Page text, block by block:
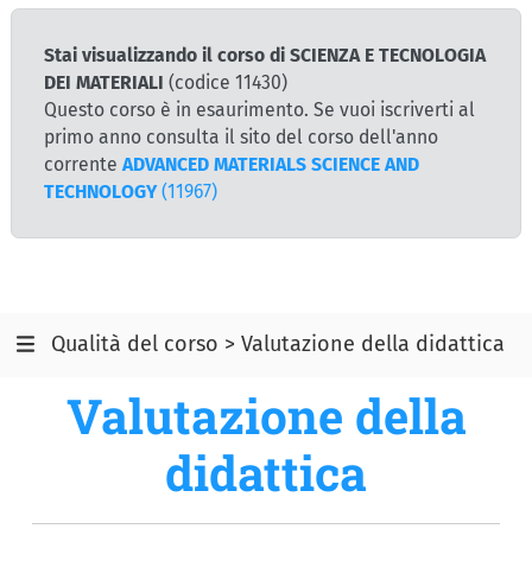
Stai visualizzando il corso di SCIENZA E TECNOLOGIA
DEI MATERIALI (codice 11430)
Questo corso è in esaurimento. Se vuoi iscriverti al
primo anno consulta il sito del corso dell'anno
corrente ADVANCED MATERIALS SCIENCE AND
TECHNOLOGY(11967)
Qualità del corso > Valutazione della didattica
Valutazione della
didattica